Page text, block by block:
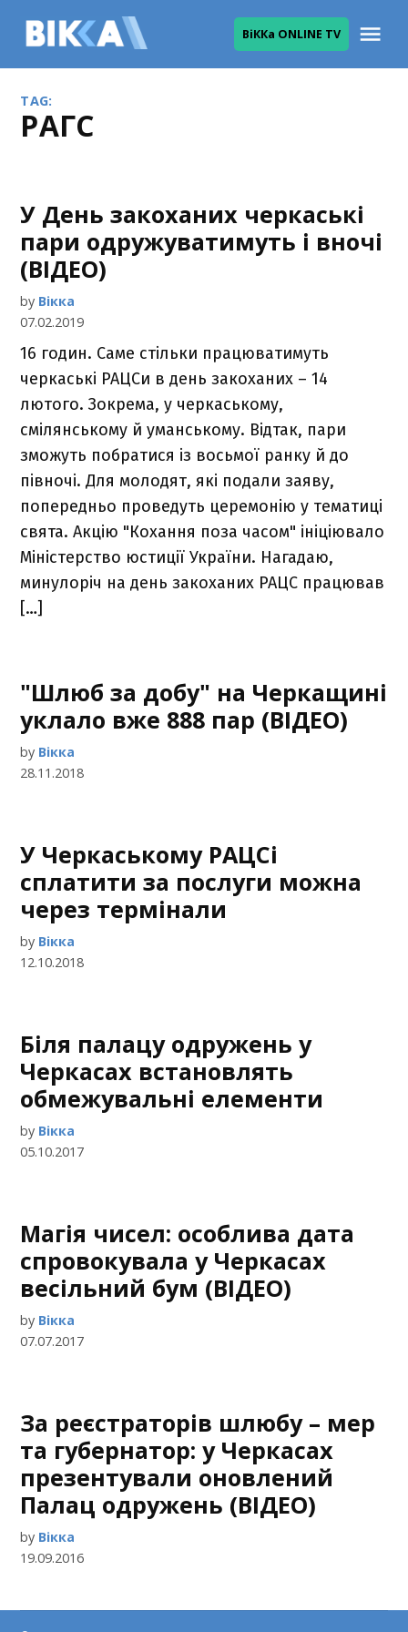
ВіККа ONLINE TV
TAG:
РАГС
У День закоханих черкаські
пари одружуватимуть і вночі
(ВІДЕО)
by Вікка
07.02.2019
16 годин. Саме стільки працюватимуть
черкаські РАЦСи в день закоханих – 14
лютого. Зокрема, у черкаському,
смілянському й уманському. Відтак, пари
зможуть побратися із восьмої ранку й до
півночі. Для молодят, які подали заяву,
попередньо проведуть церемонію у тематиці
свята. Акцію "Кохання поза часом" ініціювало
Міністерство юстиції України. Нагадаю,
минулоріч на день закоханих РАЦС працював
[…]
"Шлюб за добу" на Черкащині
уклало вже 888 пар (ВІДЕО)
by Вікка
28.11.2018
У Черкаському РАЦСі
сплатити за послуги можна
через термінали
by Вікка
12.10.2018
Біля палацу одружень у
Черкасах встановлять
обмежувальні елементи
by Вікка
05.10.2017
Магія чисел: особлива дата
спровокувала у Черкасах
весільний бум (ВІДЕО)
by Вікка
07.07.2017
За реєстраторів шлюбу – мер
та губернатор: у Черкасах
презентували оновлений
Палац одружень (ВІДЕО)
by Вікка
19.09.2016